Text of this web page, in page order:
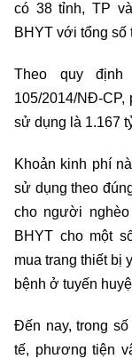
có 38 tỉnh, TP
BHYT với tổng số
Theo quy
105/2014/NĐ-
sử dụng là 1.167
Khoản kinh phí
sử dụng theo
cho người
BHYT cho một
mua trang thiết bị
bệnh ở tuyến
Đến nay, trong
tế, phương tiện